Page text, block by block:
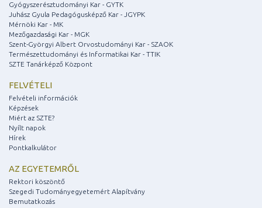
Gyógyszerésztudományi Kar - GYTK
Juhász Gyula Pedagógusképző Kar - JGYPK
Mérnöki Kar - MK
Mezőgazdasági Kar - MGK
Szent-Györgyi Albert Orvostudományi Kar - SZAOK
Természettudományi és Informatikai Kar - TTIK
SZTE Tanárképző Központ
FELVÉTELI
Felvételi információk
Képzések
Miért az SZTE?
Nyílt napok
Hírek
Pontkalkulátor
AZ EGYETEMRŐL
Rektori köszöntő
Szegedi Tudományegyetemért Alapítvány
Bemutatkozás